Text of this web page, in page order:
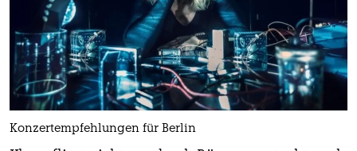
Konzertempfehlungen für Berlin